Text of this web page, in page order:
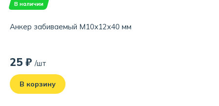
В наличии
Анкер забиваемый М10х12х40 мм
25 ₽ /шт
В корзину